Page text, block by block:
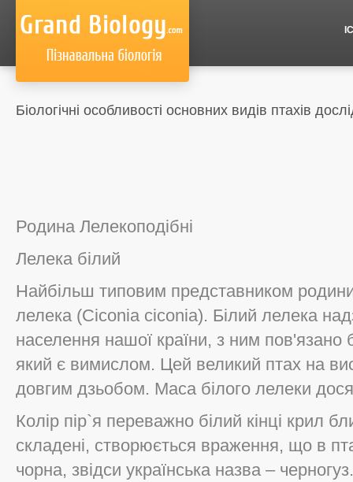
Біологічні особливості основних видів птахів
Родина Лелекоподібні
Лелека білий
Найбільш типовим представником
лелека (Ciconia ciconia). Білий лелека
населення нашої країни, з ним пов'язано
який є вимислом. Цей великий птах на
довгим дзьобом. Маса білого лелеки
Колір пір`я переважно білий кінці крил
складені, створюється враження, що в
чорна, звідси українська назва –